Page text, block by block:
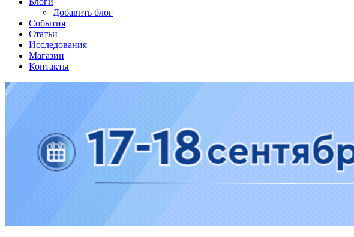
Добавить блог
События
Статьи
Исследования
Магазин
Контакты